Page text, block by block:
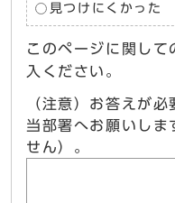
見つけにくかった
このページに関し
入ください。
（注意）お答えが
当部署へお願いしま
せん）。